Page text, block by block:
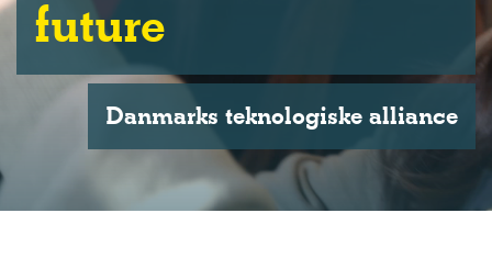
future
Danmarks teknologiske alliance